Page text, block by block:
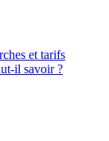
et tarifs
il savoir ?